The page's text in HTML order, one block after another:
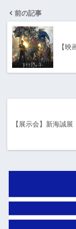
前の記事
【
【展示会】新海誠展